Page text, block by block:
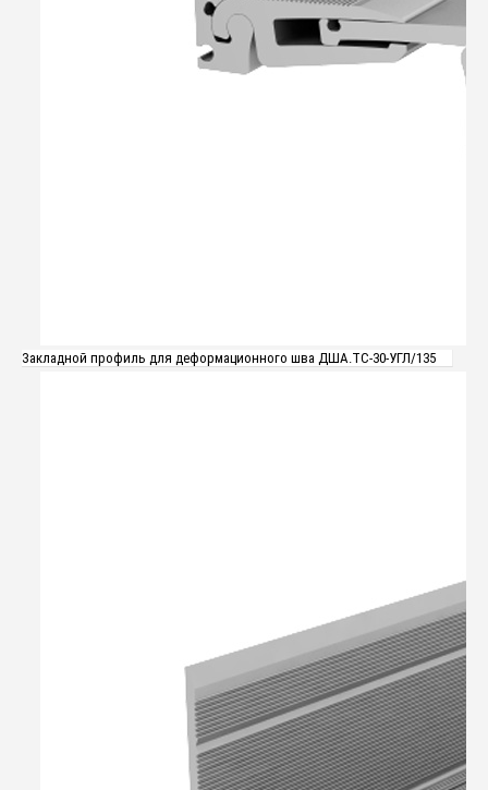
Закладной профиль для деформационного шва ДША.ТC-30-УГЛ/135